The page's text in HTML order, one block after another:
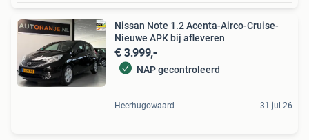
Nissan Note 1.2 Acenta-Airco-Cruise-
Nieuwe APK bij afleveren
€ 3.999,-
NAP gecontroleerd
Heerhugowaard 31 jul 26